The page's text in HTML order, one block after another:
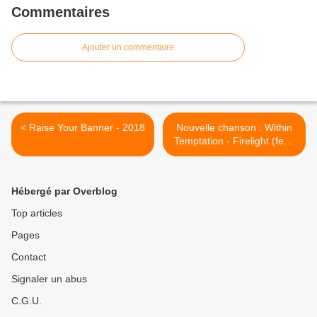
Commentaires
Ajouter un commentaire
< Raise Your Banner - 2018
Nouvelle chanson : Within
Temptation - Firelight (feat.
Jasper Steverlinck) >
Hébergé par Overblog
Top articles
Pages
Contact
Signaler un abus
C.G.U.